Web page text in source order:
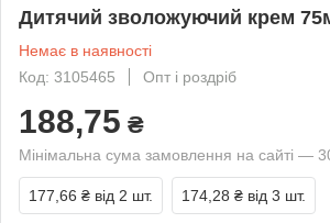
Дитячий зволожуючий крем
Немає в наявності
Код: 3105465
Опт і роздріб
188,75 ₴
Мінімальна сума замовлення на сайті —
177,66 ₴ від 2 шт. 174,28 ₴ від 3 шт.